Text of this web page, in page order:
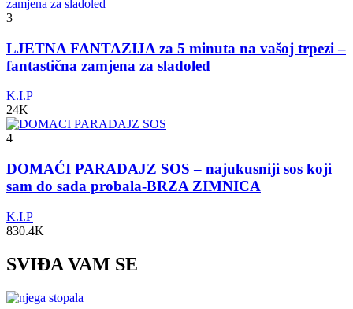
3
LJETNA FANTAZIJA za 5 minuta na vašoj trpezi –
fantastična zamjena za sladoled
K.I.P
24K
4
DOMAĆI PARADAJZ SOS – najukusniji sos koji
sam do sada probala-BRZA ZIMNICA
K.I.P
830.4K
SVIĐA VAM SE